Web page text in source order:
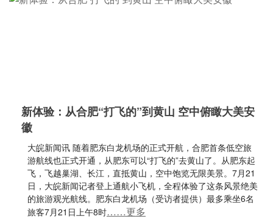
新体验：从合肥“打飞的”到黄山 空中俯瞰大美安
徽
大皖新闻讯 随着肥东白龙机场的正式开航，合肥首条低空旅
游航线也正式开通，从肥东可以“打飞的”去黄山了。从肥东起
飞，飞越巢湖、长江，直抵黄山，空中饱览无限美景。7月21
日，大皖新闻记者登上通航小飞机，全程体验了这条风景绝美
的旅游观光航线。肥东白龙机场（受访者提供）最多乘坐6名
旅客7月21日上午8时……更多